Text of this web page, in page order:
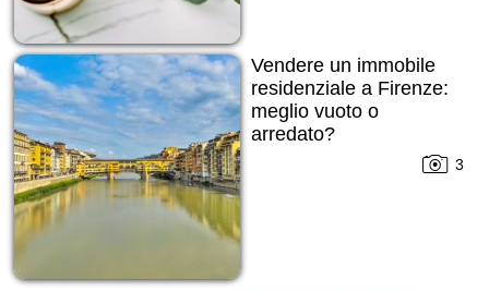
Vendere un immobile
residenziale a Firenze:
meglio vuoto o
arredato?
3